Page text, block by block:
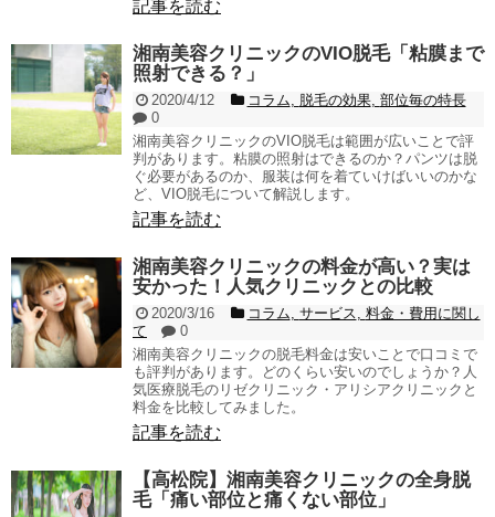
記事を読む
湘南美容クリニックのVIO脱毛「粘膜まで
照射できる？」
2020/4/12 コラム, 脱毛の効果, 部位毎の特長
0
湘南美容クリニックのVIO脱毛は範囲が広いことで評
判があります。粘膜の照射はできるのか？パンツは脱
ぐ必要があるのか、服装は何を着ていけばいいのかな
ど、VIO脱毛について解説します。
記事を読む
湘南美容クリニックの料金が高い？実は
安かった！人気クリニックとの比較
2020/3/16 コラム, サービス, 料金・費用に関し
て
0
湘南美容クリニックの脱毛料金は安いことで口コミで
も評判があります。どのくらい安いのでしょうか？人
気医療脱毛のリゼクリニック・アリシアクリニックと
料金を比較してみました。
記事を読む
【高松院】湘南美容クリニックの全身脱
毛「痛い部位と痛くない部位」